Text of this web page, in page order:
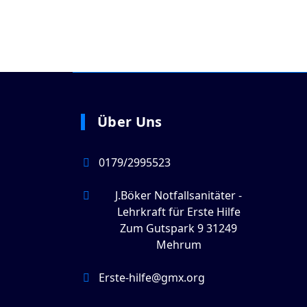
Über Uns
0179/2995523
J.Böker Notfallsanitäter -
Lehrkraft für Erste Hilfe
Zum Gutspark 9 31249
Mehrum
Erste-hilfe@gmx.org